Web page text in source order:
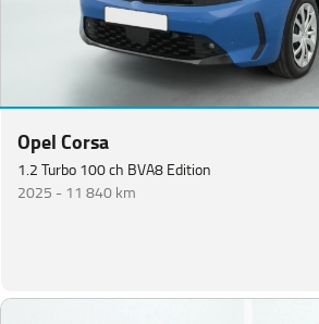
Opel Corsa
1.2 Turbo 100 ch BVA8 Edition
2025 - 11 840 km